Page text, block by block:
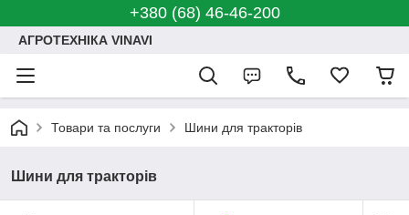
+380 (68) 46-46-200
АГРОТЕХНІКА VINAVI
Товари та послуги Шини для тракторів
Шини для тракторів